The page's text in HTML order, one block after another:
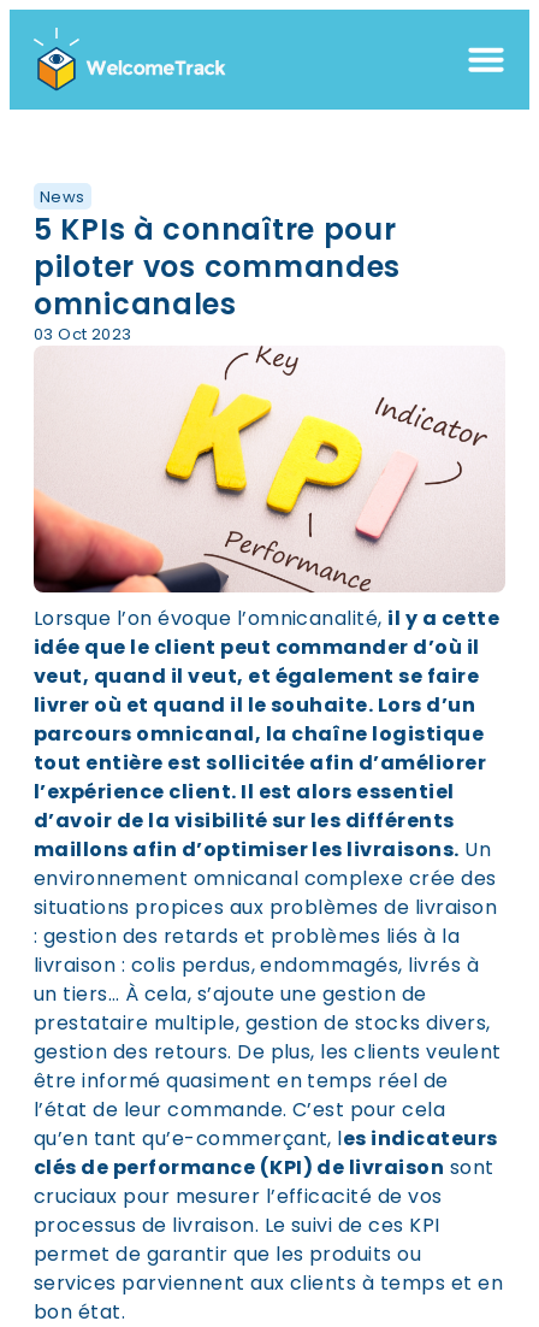
News
5 KPIs à connaître pour
piloter vos commandes
omnicanales
03 Oct 2023
Lorsque l’on évoque l’omnicanalité, il y a cette
idée que le client peut commander d’où il
veut, quand il veut, et également se faire
livrer où et quand il le souhaite. Lors d’un
parcours omnicanal, la chaîne logistique
tout entière est sollicitée afin d’améliorer
l’expérience client. Il est alors essentiel
d’avoir de la visibilité sur les différents
maillons afin d’optimiser les livraisons. Un
environnement omnicanal complexe crée des
situations propices aux problèmes de livraison
: gestion des retards et problèmes liés à la
livraison : colis perdus, endommagés, livrés à
un tiers… À cela, s’ajoute une gestion de
prestataire multiple, gestion de stocks divers,
gestion des retours. De plus, les clients veulent
être informé quasiment en temps réel de
l’état de leur commande. C’est pour cela
qu’en tant qu’e-commerçant, les indicateurs
clés de performance (KPI) de livraison sont
cruciaux pour mesurer l’efficacité de vos
processus de livraison. Le suivi de ces KPI
permet de garantir que les produits ou
services parviennent aux clients à temps et en
bon état.